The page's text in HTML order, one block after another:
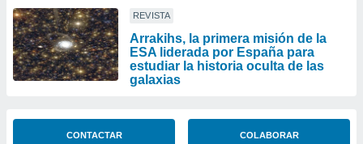
REVISTA
Arrakihs, la primera misión de la
ESA liderada por España para
estudiar la historia oculta de las
galaxias
CONTACTAR COLABORAR